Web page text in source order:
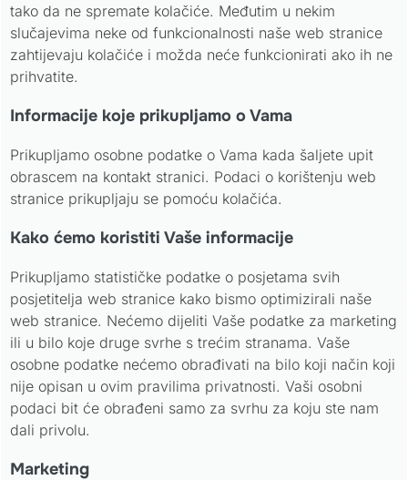
tako da ne spremate kolačiće. Međutim u nekim
slučajevima neke od funkcionalnosti naše web stranice
zahtijevaju kolačiće i možda neće funkcionirati ako ih ne
prihvatite.
Informacije koje prikupljamo o Vama
Prikupljamo osobne podatke o Vama kada šaljete upit
obrascem na kontakt stranici. Podaci o korištenju web
stranice prikupljaju se pomoću kolačića.
Kako ćemo koristiti Vaše informacije
Prikupljamo statističke podatke o posjetama svih
posjetitelja web stranice kako bismo optimizirali naše
web stranice. Nećemo dijeliti Vaše podatke za marketing
ili u bilo koje druge svrhe s trećim stranama. Vaše
osobne podatke nećemo obrađivati na bilo koji način koji
nije opisan u ovim pravilima privatnosti. Vaši osobni
podaci bit će obrađeni samo za svrhu za koju ste nam
dali privolu.
Marketing